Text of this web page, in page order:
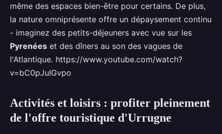
même des espaces bien-être pour certains. De plus,
la nature omniprésente offre un dépaysement continu
- imaginez des petits-déjeuners avec vue sur les
Pyrenées et des dîners au son des vagues de
l'Atlantique. https://www.youtube.com/watch?
v=bC0pJuIGvpo
Activités et loisirs : profiter pleinement
de l'offre touristique d'Urrugne